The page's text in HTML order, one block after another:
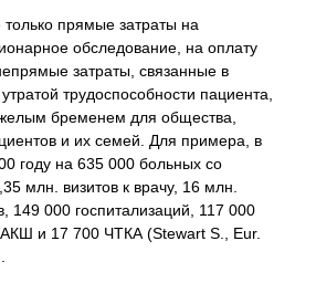
прямые затраты на
обследование, на оплату
затраты, связанные в
трудоспособности пациента,
бременем для общества,
и их семей. Для примера, в
году на 635 000 больных со
млн. визитов к врачу, 16 млн.
149 000 госпитализаций, 117 000
и 17 700 ЧТКА (Stewart S., Eur.